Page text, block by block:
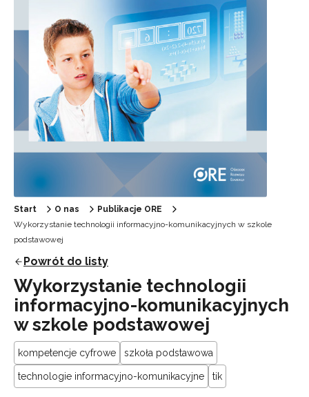
Start O nas
Publikacje ORE
Wykorzystanie technologii informacyjno-komunikacyjnych w szkole
podstawowej
Powrót do listy
Wykorzystanie technologii
informacyjno-komunikacyjnych
w szkole podstawowej
kompetencje cyfrowe szkoła podstawowa
technologie informacyjno-komunikacyjne tik